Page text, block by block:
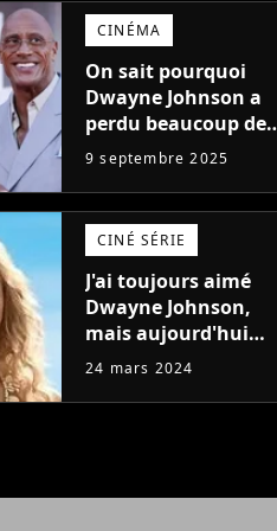
faire..."
CINÉMA
On sait pourquoi
Dwayne Johnson a
perdu beaucoup de
poids et c'est pour
une raison
importante
9 septembre 2025
CINÉ SÉRIE
J'ai toujours aimé
Dwayne Johnson,
mais aujourd'hui
John Cena est devenu
d'être (et Ricky
24 mars 2024